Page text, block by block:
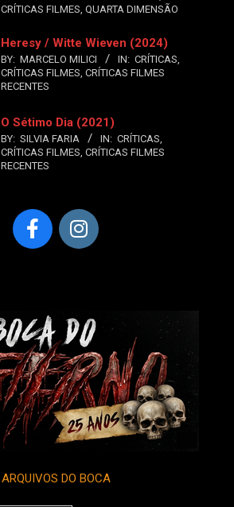
CRÍTICAS FILMES QUARTA DIMENSÃO
Heresy / Witte Wieven (2024)
BY: MARCELO MILICI IN: CRÍTICAS
CRÍTICAS FILMES CRÍTICAS FILMES
RECENTES
O Sétimo Dia (2021)
BY: SILVIA FARIA IN: CRÍTICAS
CRÍTICAS FILMES CRÍTICAS FILMES
RECENTES
ARQUIVOS DO BOCA